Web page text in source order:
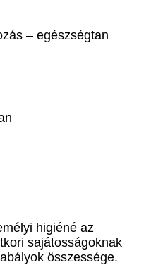
– egészségtan
higiéné az
sajátosságoknak
összessége.